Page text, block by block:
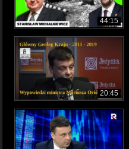
44:15
20:45